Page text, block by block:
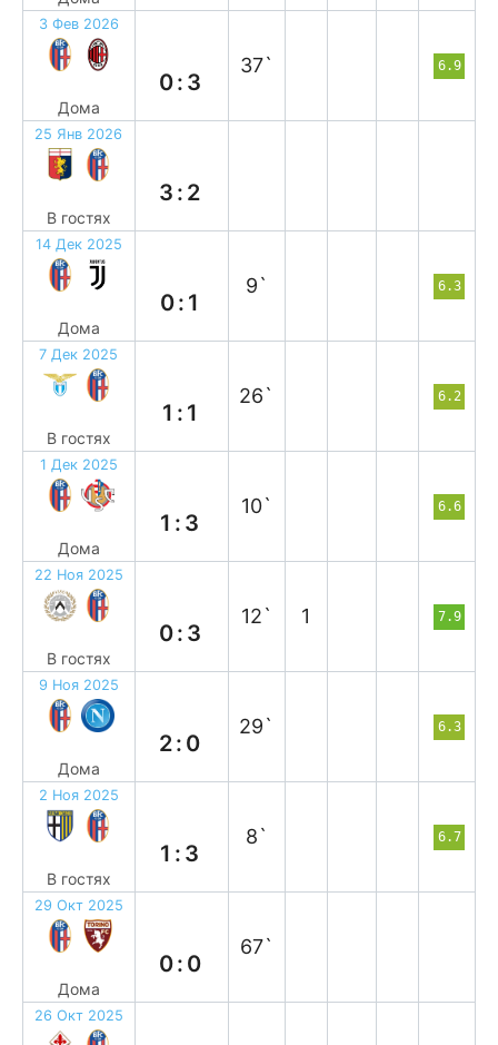
3 Фев 2026
Дома
0:3
37` 6.9
25 Янв 2026
В гостях
3:2
14 Дек 2025
Дома
0:1
9` 6.3
7 Дек 2025
В гостях
1:1
26` 6.2
1 Дек 2025
Дома
1:3
10` 6.6
22 Ноя 2025
В гостях
0:3
12` 1 7.9
9 Ноя 2025
Дома
2:0
29` 6.3
2 Ноя 2025
В гостях
1:3
8` 6.7
29 Окт 2025
Дома
0:0
67`
26 Окт 2025